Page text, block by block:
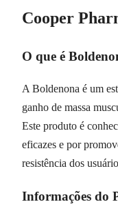
Cooper
O que é
A Boldenona é um
ganho de massa
Este produto é
eficazes e por
resistência dos
Informações do